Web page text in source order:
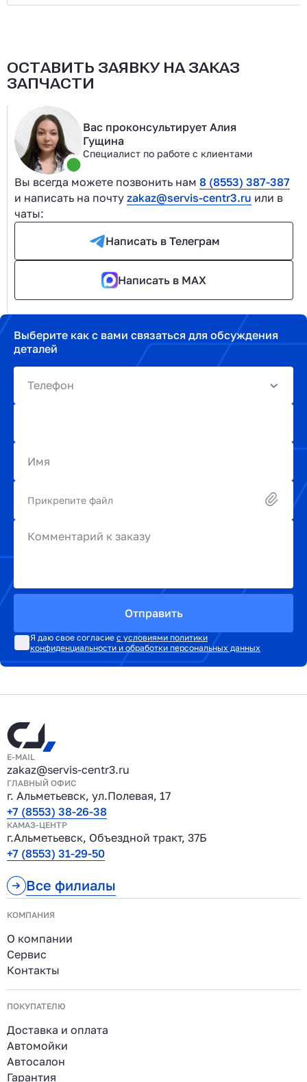
ОСТАВИТЬ ЗАЯВКУ НА ЗАКАЗ
ЗАПЧАСТИ
Вас проконсультирует Алия
Гущина
Специалист по работе с клиентами
Вы всегда можете позвонить нам 8 (8553) 387-387
и написать на почту zakaz@servis-centr3.ru или в
чаты:
Написать в Телеграм
Написать в MAX
Выберите как с вами связаться для обсуждения
деталей
Телефон
Имя
Прикрепите файл
Комментарий к заказу
Отправить
Я даю свое согласие с условиями политики
конфиденциальности и обработки персональных данных
E-MAIL
zakaz@servis-centr3.ru
ГЛАВНЫЙ ОФИС
г. Альметьевск, ул.Полевая, 17
+7 (8553) 38-26-38
КАМАЗ-ЦЕНТР
г.Альметьевск, Объездной тракт, 37Б
+7 (8553) 31-29-50
Все филиалы
КОМПАНИЯ
О компании
Сервис
Контакты
ПОКУПАТЕЛЮ
Доставка и оплата
Автомойки
Автосалон
Гарантия